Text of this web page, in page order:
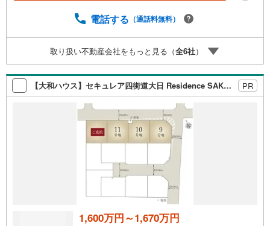
お客様の笑顔のために。・* 千葉県の不動産のことなら株
になるお家探しの、心強いパートナーになれるよう全力で
サポート致します！ご見学やご相談には迅速にご対応致し
ます！お気軽にお問合せ下さいませ！・豊富な物件数で、
ご希望のお家探しが楽々できます。‥株式会社アフィオで
今すぐ検索‥
電話する （通話料無料）
取り扱い不動産会社をもっと見る（全6社）
【大和ハウス】セキュレア四街道大日 Residence SAKURAGAOKA（建築条件付宅地分譲） PR
1,600万円～1,670万円